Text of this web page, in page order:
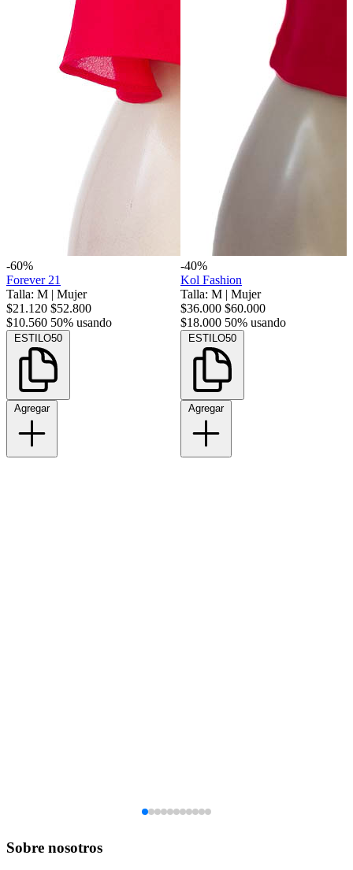
-60%
Forever 21
Talla: M | Mujer
$21.120 $52.800
$10.560 50% usando
ESTILO50
Agregar
-40%
Kol Fashion
Talla: M | Mujer
$36.000 $60.000
$18.000 50% usando
ESTILO50
Agregar
Sobre nosotros